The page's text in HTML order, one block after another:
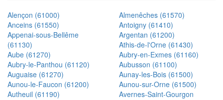
Alençon (61000)
Almenêches (61570)
Anceins (61550)
Antoigny (61410)
Appenai-sous-Bellême
(61130)
Argentan (61200)
Athis-de-l'Orne (61430)
Aube (61270)
Aubry-en-Exmes (61160)
Aubry-le-Panthou (61120)
Aubusson (61100)
Auguaise (61270)
Aunay-les-Bois (61500)
Aunou-le-Faucon (61200)
Aunou-sur-Orne (61500)
Autheuil (61190)
Avernes-Saint-Gourgon